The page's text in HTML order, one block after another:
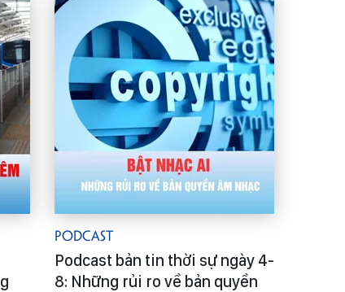
Podcast
Podcast bản tin thời sự ngày 4-
8: Những rủi ro về bản quyền